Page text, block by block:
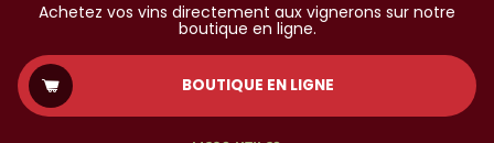
Achetez vos vins directement aux vignerons sur notre
boutique en ligne.
BOUTIQUE EN LIGNE